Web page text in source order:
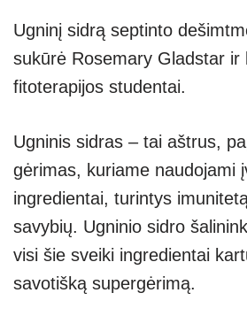
Ugninį sidrą septinto
sukūrė Rosemary Gladstar ir
fitoterapijos studentai.
Ugninis sidras – tai aštrus,
gėrimas, kuriame naudojami
ingredientai, turintys
savybių. Ugninio sidro
visi šie sveiki ingredientai
savotišką supergėrimą.